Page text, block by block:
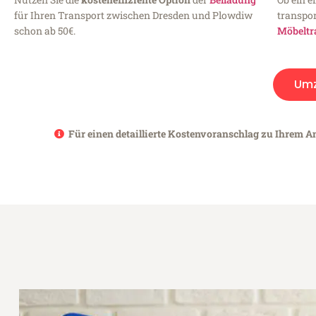
für Ihren Transport zwischen Dresden und Plowdiw
schon ab 50€.
Für einen detaillierte Kostenvoranschlag zu Ihrem